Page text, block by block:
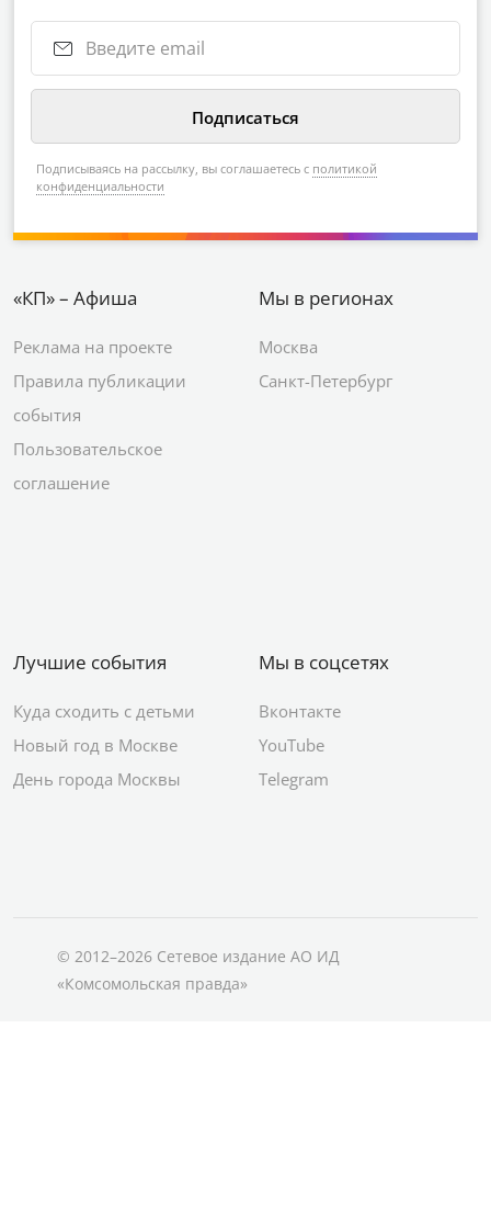
Подписываясь на рассылку, вы соглашаетесь с политикой
конфиденциальности
«КП» – Афиша
Реклама на проекте
Правила публикации
события
Пользовательское
соглашение
Мы в регионах
Москва
Санкт-Петербург
Лучшие события
Куда сходить с детьми
Новый год в Москве
День города Москвы
Мы в соцсетях
Вконтакте
YouTube
Telegram
© 2012–2026 Сетевое издание АО ИД
«Комсомольская правда»